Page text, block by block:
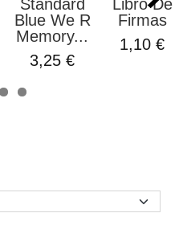
Standard
Blue We R
Memory...
3,25 €
Libro De
Firmas
1,10 €